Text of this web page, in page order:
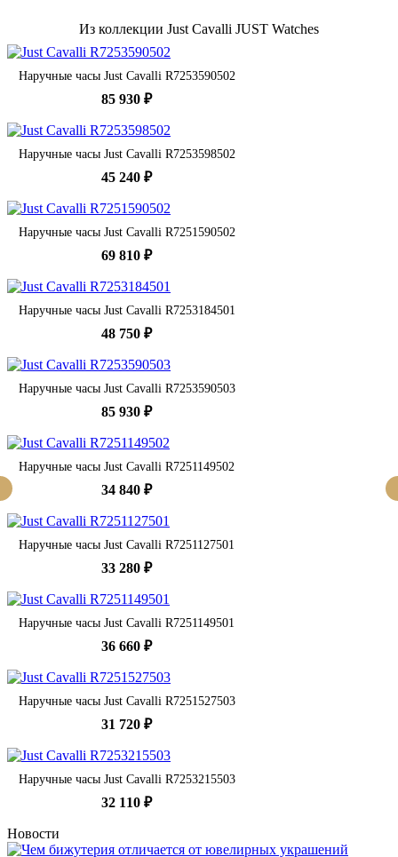
Из коллекции Just Cavalli JUST Watches
Наручные часы Just Cavalli R7253590502
85 930 ₽
Наручные часы Just Cavalli R7253598502
45 240 ₽
Наручные часы Just Cavalli R7251590502
69 810 ₽
Наручные часы Just Cavalli R7253184501
48 750 ₽
Наручные часы Just Cavalli R7253590503
85 930 ₽
Наручные часы Just Cavalli R7251149502
34 840 ₽
Наручные часы Just Cavalli R7251127501
33 280 ₽
Наручные часы Just Cavalli R7251149501
36 660 ₽
Наручные часы Just Cavalli R7251527503
31 720 ₽
Наручные часы Just Cavalli R7253215503
32 110 ₽
Новости